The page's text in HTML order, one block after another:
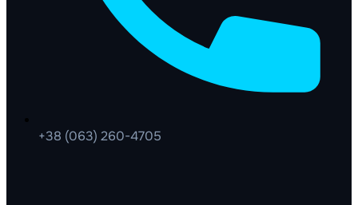
+38 (063) 260-4705